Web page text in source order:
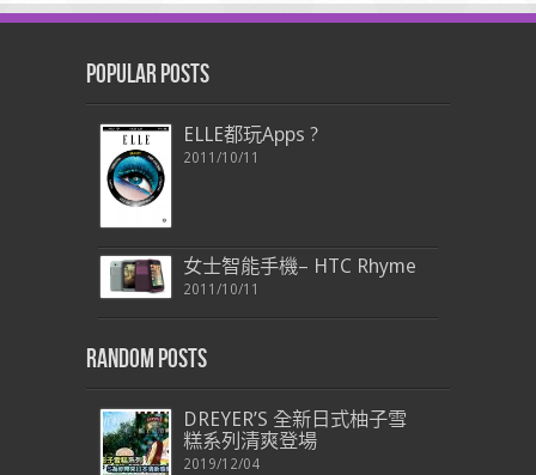
Popular Posts
ELLE都玩Apps ?
2011/10/11
女士智能手機– HTC Rhyme
2011/10/11
Random Posts
DREYER’S 全新日式柚子雪
糕系列清爽登場
2019/12/04